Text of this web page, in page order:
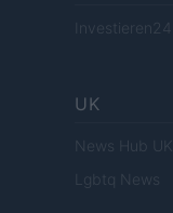
Investieren24
UK
News Hub UK
Lgbtq News